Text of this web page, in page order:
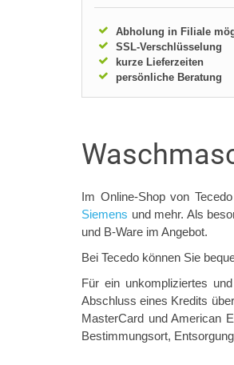
Abholung in Filiale
SSL-Verschlüsselung
kurze Lieferzeiten
persönliche Beratung
Im Online-Shop von
Siemens und mehr. Als
und B-Ware im Angebot.
Bei Tecedo können Sie
Für ein unkompliziertes
Abschluss eines Kredits
MasterCard und American
Bestimmungsort,